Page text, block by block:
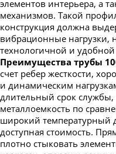
элементов интерьера, а
механизмов. Такой
конструкция должна
вибрационные нагрузки,
технологичной и
Преимущества трубы
счет ребер жесткости,
и динамическим
длительный срок
металлоемкость по
широкий температурный
доступная стоимость.
плотно стыковать